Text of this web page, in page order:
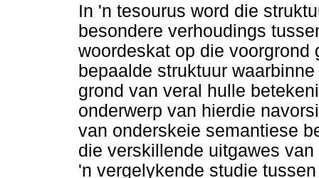
In 'n tesourus word die
besondere verhoudings
woordeskat op die
bepaalde struktuur
grond van veral hulle
onderwerp van hierdie
van onderskeie semantiese
die verskillende uitgawes
'n vergelykende studie